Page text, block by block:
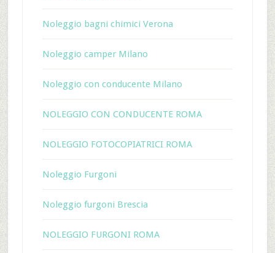
Noleggio bagni chimici Verona
Noleggio camper Milano
Noleggio con conducente Milano
NOLEGGIO CON CONDUCENTE ROMA
NOLEGGIO FOTOCOPIATRICI ROMA
Noleggio Furgoni
Noleggio furgoni Brescia
NOLEGGIO FURGONI ROMA